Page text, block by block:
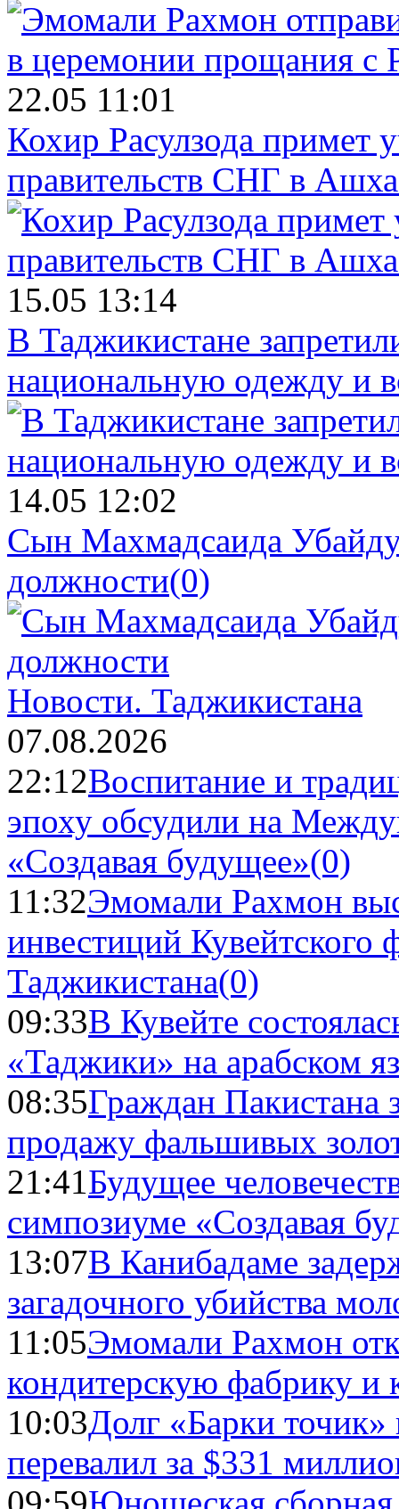
22.05 11:01
Кохир Расулзода примет
правительств СНГ в
15.05 13:14
В Таджикистане
национальную одежду и
14.05 12:02
Сын Махмадсаида
должности(0)
Новости. Таджикистана
07.08.2026
22:12Воспитание и
эпоху обсудили на
«Создавая будущее»(0)
11:32Эмомали Рахмон
инвестиций Кувейтского
Таджикистана(0)
09:33В Кувейте
«Таджики» на арабском
08:35Граждан Пакистана
продажу фальшивых
21:41Будущее
симпозиуме «Создавая
13:07В Канибадаме
загадочного убийства
11:05Эмомали Рахмон
кондитерскую фабрику и
10:03Долг «Барки
перевалил за $331